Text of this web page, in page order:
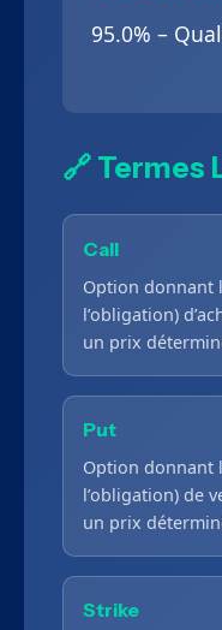
95.0% –
🔗 Termes
Call
Option donnant
l’obligation)
un prix
Put
Option donnant
l’obligation) de
un prix
Strike